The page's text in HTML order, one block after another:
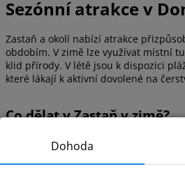
Sezónní atrakce v
Zastaň a okolí nabízí atrakce
obdobím. V zimě lze využívat místní
klid přírody. V létě jsou k dispozici
které lákají k aktivní dovolené na
Co dělat v Zastaň v zimě?
procházky po okolních
Co dělat v Zastaň v létě?
Dohoda